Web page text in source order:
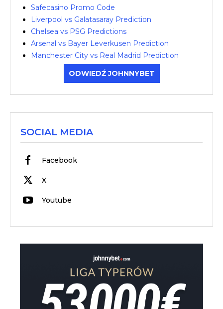
Safecasino Promo Code
Liverpool vs Galatasaray Prediction
Chelsea vs PSG Predictions
Arsenal vs Bayer Leverkusen Prediction
Manchester City vs Real Madrid Prediction
ODWIEDŹ JOHNNYBET
SOCIAL MEDIA
Facebook
X
Youtube